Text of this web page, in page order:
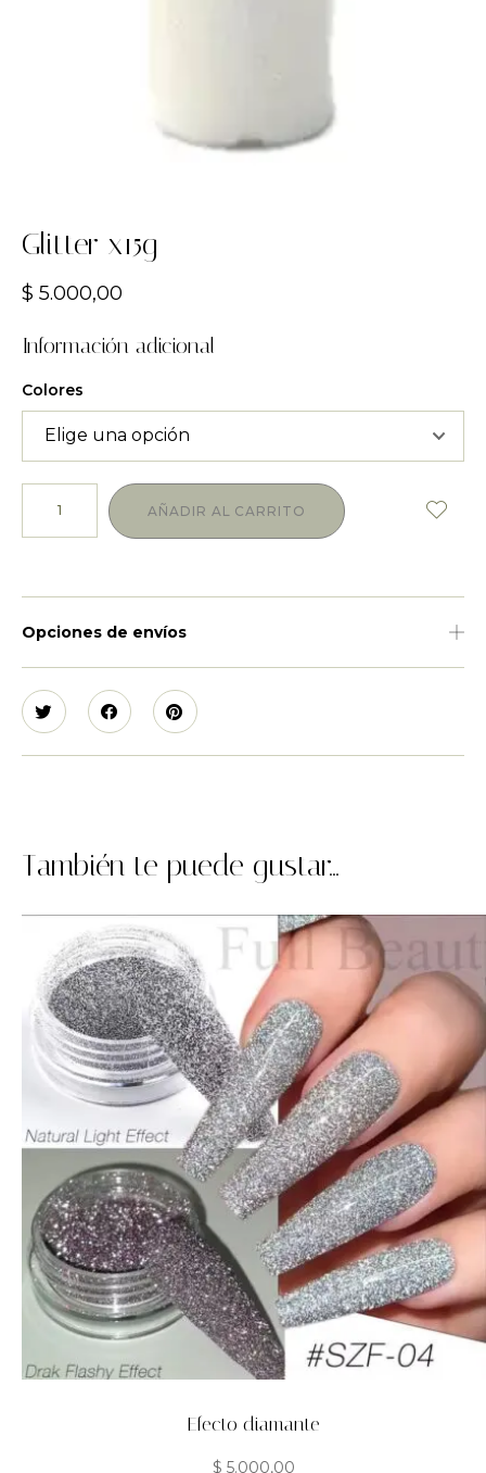
Glitter x15g
$ 5.000,00
Información adicional
Colores
AÑADIR AL CARRITO
Opciones de envíos
También te puede gustar...
Efecto diamante
$ 5.000,00